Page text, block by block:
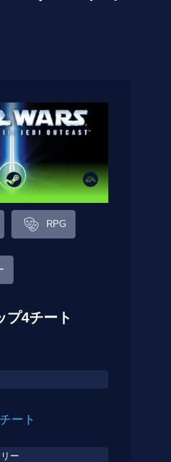
RPG
プ4チート
ート
ー